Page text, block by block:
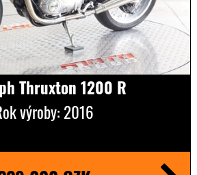
Thruxton 1200 R
výroby: 2016